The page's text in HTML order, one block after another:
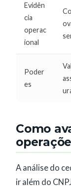
Evidên
cia
operac
ional
Poder
es
Como
A análise do
ir além do